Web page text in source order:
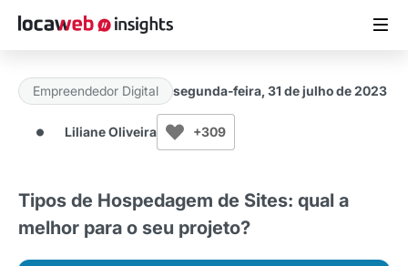
ARTIGOS
MATERIAIS GRATUITOS
ESTUDOS
Empreendedor Digital segunda-feira, 31 de julho de 2023
Liliane Oliveira +309
Tipos de Hospedagem de Sites: qual a
melhor para o seu projeto?